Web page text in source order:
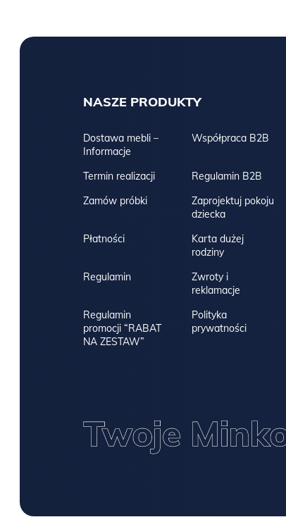
NASZE PRODUKTY
Dostawa mebli –
Informacje
Termin realizacji
Zamów próbki
Płatności
Regulamin
Regulamin
promocji “RABAT
NA ZESTAW”
Współpraca B2B
Regulamin B2B
Zaprojektuj pokoju
dziecka
Karta dużej
rodziny
Zwroty i
reklamacje
Polityka
prywatności